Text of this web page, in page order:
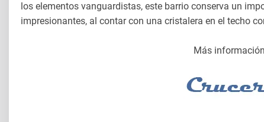
los elementos vanguardistas, este barrio conserva un
impresionantes, al contar con una cristalera en el techo
Más